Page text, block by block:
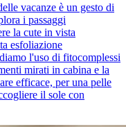
vacanze è un gesto di
i passaggi
la cute in vista
esfoliazione
l'uso di fitocomplessi
mirati in cabina e la
efficace, per una pelle
il sole con